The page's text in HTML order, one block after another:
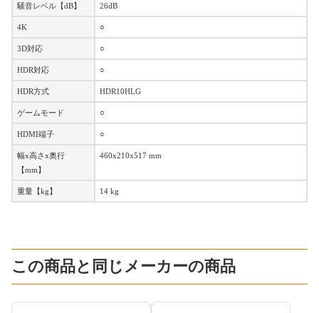
騒音レベル【dB】 26dB
4K ○
3D対応 ○
HDR対応 ○
HDR方式 HDR10HLG
ゲームモード ○
HDMI端子 ○
幅x高さx奥行
【mm】
460x210x517 mm
重量【kg】 14 kg
この商品と同じメーカーの商品